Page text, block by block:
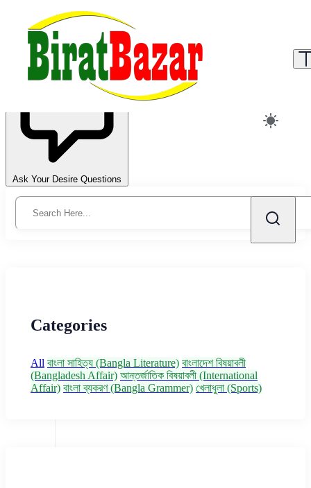
Ask Your Desire Questions
Categories
All বাংলা সাহিত্য (Bangla Literature) বাংলাদেশ বিষয়াবলী
(Bangladesh Affair) আন্তর্জাতিক বিষয়াবলী (International
Affair) বাংলা ব্যকরণ (Bangla Grammer) খেলাধুলা (Sports)